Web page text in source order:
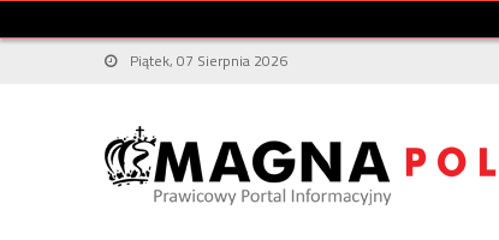
Piątek, 07 Sierpnia 2026